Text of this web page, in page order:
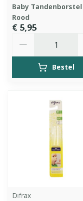
Baby Tandenborstel
Rood
€ 5,95
Bestel
Difrax